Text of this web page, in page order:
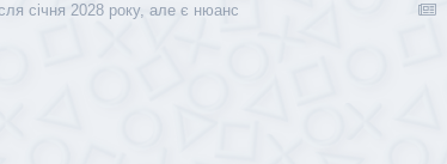
січня 2028 року, але є нюанс